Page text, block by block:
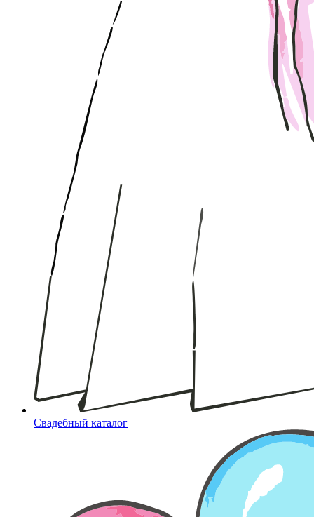
Свадебный каталог